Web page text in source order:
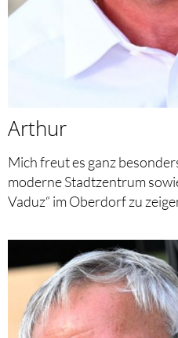
Arthur
Mich freut es ganz
moderne Stadtzentrum
Vaduz“ im Oberdorf zu